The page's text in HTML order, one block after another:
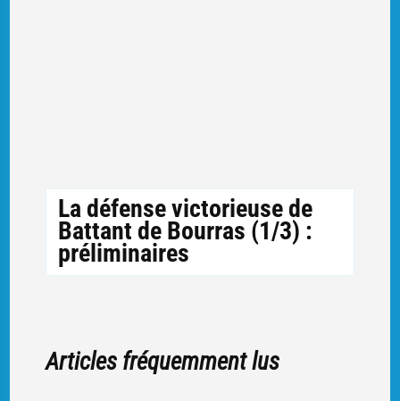
La défense victorieuse de
Battant de Bourras (1/3) :
préliminaires
Articles fréquemment lus